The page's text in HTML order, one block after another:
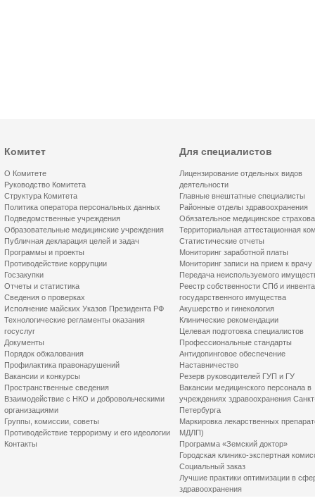
Комитет
О Комитете
Руководство Комитета
Структура Комитета
Политика оператора персональных данных
Подведомственные учреждения
Образовательные медицинские учреждения
Публичная декларация целей и задач
Программы и проекты
Противодействие коррупции
Госзакупки
Отчеты и статистика
Сведения о проверках
Исполнение майских Указов Президента РФ
Технологические регламенты оказания
госуслуг
Документы
Порядок обжалования
Профилактика правонарушений
Вакансии и конкурсы
Пространственные сведения
Взаимодействие с НКО и добровольческими
организациями
Группы, комиссии, советы
Противодействие терроризму и его идеологии
Контакты
Для специалистов
Лицензирование отдельных видов
деятельности
Главные внештатные специалисты
Районные отделы здравоохранения
Обязательное медицинское
Территориальная аттестационная
Статистические отчеты
Мониторинг заработной платы
Мониторинг записи на прием к врачу
Передача неиспользуемого
Реестр собственности СПб и
государственного имущества
Акушерство и гинекология
Клинические рекомендации
Целевая подготовка специалистов
Профессиональные стандарты
Антидопинговое обеспечение
Наставничество
Резерв руководителей ГУП и ГУ
Вакансии медицинского персонала в
учреждениях здравоохранения
Петербурга
Маркировка лекарственных
МДЛП)
Программа «Земский доктор»
Городская клинико-экспертная
Социальный заказ
Лучшие практики оптимизации в
здравоохранения